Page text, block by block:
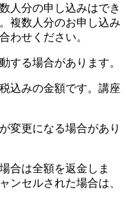
人分の申し込みはでき
複数人分のお申し込み
わせください。
する場合があります。
込みの金額です。講座
変更になる場合があり
合は全額を返金しま
ンセルされた場合は、